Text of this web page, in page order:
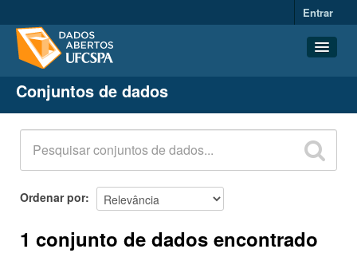
Entrar
Conjuntos de dados
Organizações
Grupos
Sobre
Conjuntos de dados
Ordenar por
1 conjunto de dados encontrado